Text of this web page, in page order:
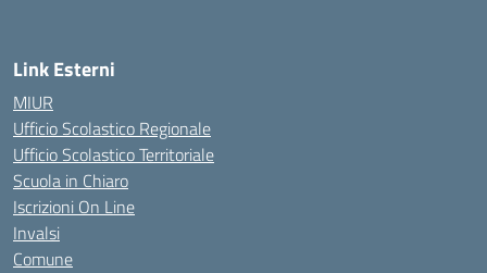
Link Esterni
MIUR
Ufficio Scolastico Regionale
Ufficio Scolastico Territoriale
Scuola in Chiaro
Iscrizioni On Line
Invalsi
Comune